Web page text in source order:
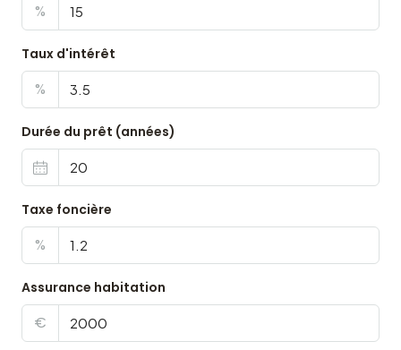
%
Taux d'intérêt
%
Durée du prêt (années)
Taxe foncière
%
Assurance habitation
€